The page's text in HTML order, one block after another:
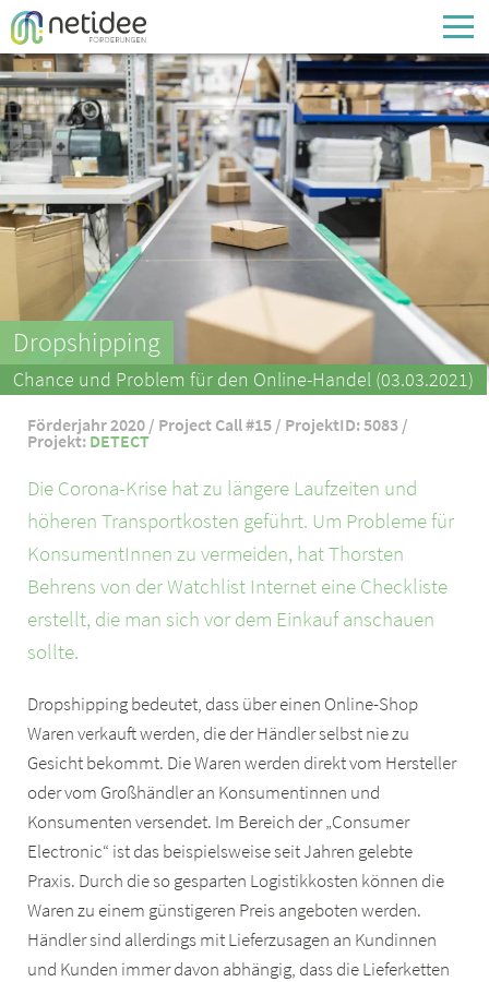
Enter your username or email address
Passwort
Passwort vergessen
Dropshipping
Chance und Problem für den Online-Handel (03.03.2021)
Förderjahr 2020 / Project Call #15 / ProjektID: 5083 /
Projekt: DETECT
Die Corona-Krise hat zu längere Laufzeiten und
höheren Transportkosten geführt. Um Probleme für
KonsumentInnen zu vermeiden, hat Thorsten
Behrens von der Watchlist Internet eine Checkliste
erstellt, die man sich vor dem Einkauf anschauen
sollte.
Dropshipping bedeutet, dass über einen Online-Shop
Waren verkauft werden, die der Händler selbst nie zu
Gesicht bekommt. Die Waren werden direkt vom Hersteller
oder vom Großhändler an Konsumentinnen und
Konsumenten versendet. Im Bereich der „Consumer
Electronic“ ist das beispielsweise seit Jahren gelebte
Praxis. Durch die so gesparten Logistikkosten können die
Waren zu einem günstigeren Preis angeboten werden.
Händler sind allerdings mit Lieferzusagen an Kundinnen
und Kunden immer davon abhängig, dass die Lieferketten